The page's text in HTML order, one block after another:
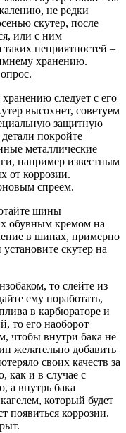
не редки
скутер, после
или с ним
неприятностей –
хранению.
следует с его
высохнет, советуем
защитную
покройте
металлические
например известным
от коррозии.
спреем.
шины
обувным кремом на
в шинах, примерно
скутер на
то слейте из
ему поработать,
в карбюраторе и
то его наоборот
чтобы внутри бака не
желательно добавить
своих качеств за
как и в случае с
а внутрь бака
который будет
появиться коррозии.